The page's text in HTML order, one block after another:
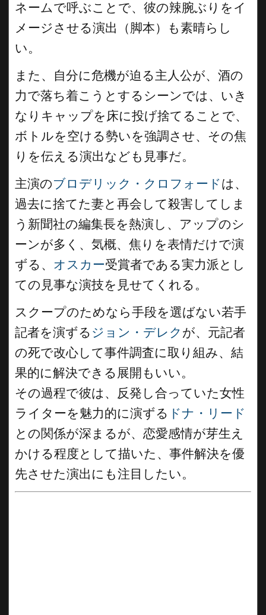
ネームで呼ぶことで、彼の辣腕ぶりをイ
メージさせる演出（脚本）も素晴らし
い。
また、自分に危機が迫る主人公が、酒の
力で落ち着こうとするシーンでは、いき
なりキャップを床に投げ捨てることで、
ボトルを空ける勢いを強調させ、その焦
りを伝える演出なども見事だ。
主演のブロデリック・クロフォードは、
過去に捨てた妻と再会して殺害してしま
う新聞社の編集長を熱演し、アップのシ
ーンが多く、気概、焦りを表情だけで演
ずる、 オスカー受賞者である実力派とし
ての見事な演技を見せてくれる。
スクープのためなら手段を選ばない若手
記者を演ずる ジョン・デレク が、元記者
の死で改心して事件調査に取り組み、結
果的に解決できる展開もいい。
その過程で彼は、反発し合っていた女性
ライターを魅力的に演ずる ドナ・リード
との関係が深まるが、恋愛感情が芽生え
かける程度として描いた、事件解決を優
先させた演出にも注目したい。